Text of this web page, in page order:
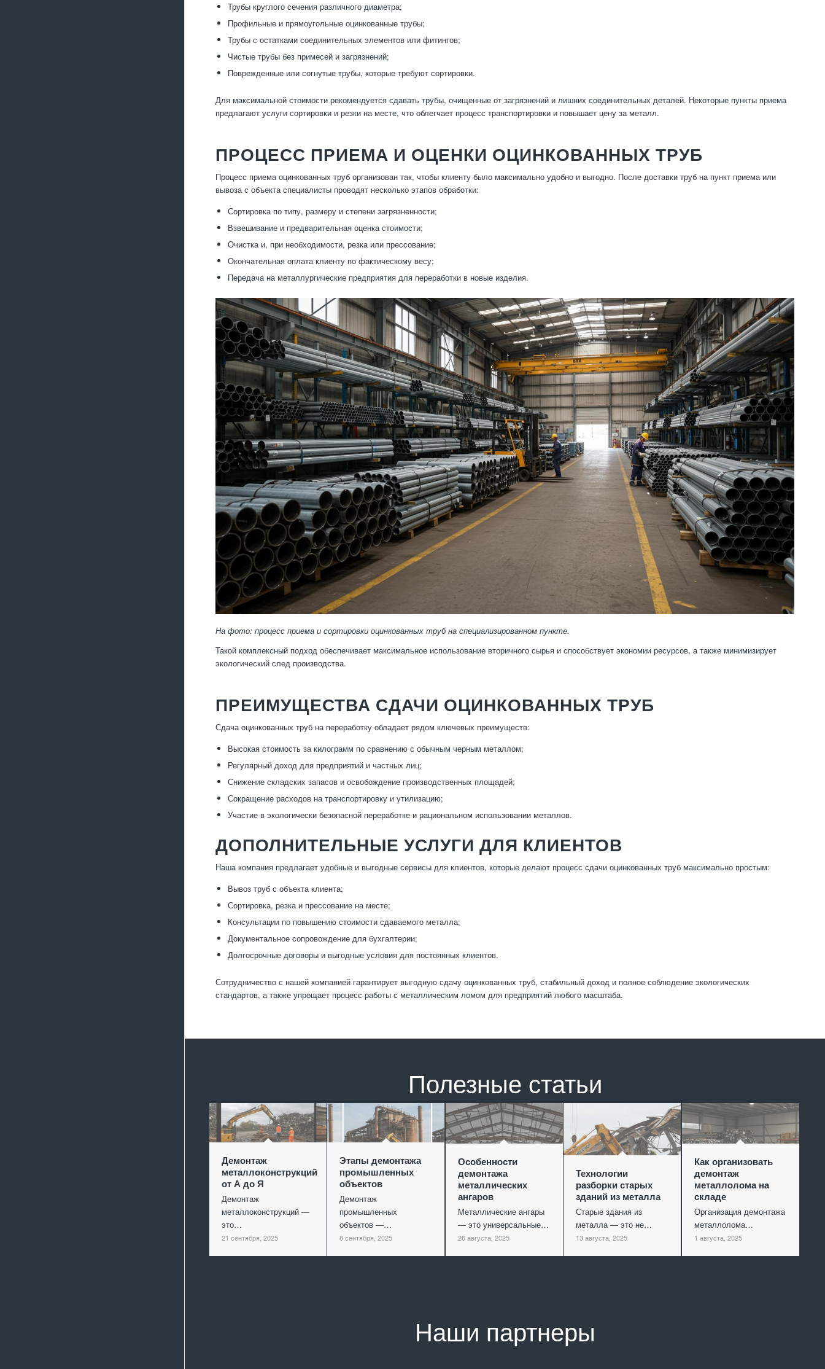
Трубы круглого сечения различного диаметра;
Профильные и прямоугольные оцинкованные трубы;
Трубы с остатками соединительных элементов или фитингов;
Чистые трубы без примесей и загрязнений;
Поврежденные или согнутые трубы, которые требуют сортировки.
Для максимальной стоимости рекомендуется сдавать трубы, очищенные от загрязнений и лишних соединительных деталей. Некоторые пункты приема
предлагают услуги сортировки и резки на месте, что облегчает процесс транспортировки и повышает цену за металл.
ПРОЦЕСС ПРИЕМА И ОЦЕНКИ ОЦИНКОВАННЫХ ТРУБ
Процесс приема оцинкованных труб организован так, чтобы клиенту было максимально удобно и выгодно. После доставки труб на пункт приема или
вывоза с объекта специалисты проводят несколько этапов обработки:
Сортировка по типу, размеру и степени загрязненности;
Взвешивание и предварительная оценка стоимости;
Очистка и, при необходимости, резка или прессование;
Окончательная оплата клиенту по фактическому весу;
Передача на металлургические предприятия для переработки в новые изделия.
На фото: процесс приема и сортировки оцинкованных труб на специализированном пункте.
Такой комплексный подход обеспечивает максимальное использование вторичного сырья и способствует экономии ресурсов, а также минимизирует
экологический след производства.
ПРЕИМУЩЕСТВА СДАЧИ ОЦИНКОВАННЫХ ТРУБ
Сдача оцинкованных труб на переработку обладает рядом ключевых преимуществ:
Высокая стоимость за килограмм по сравнению с обычным черным металлом;
Регулярный доход для предприятий и частных лиц;
Снижение складских запасов и освобождение производственных площадей;
Сокращение расходов на транспортировку и утилизацию;
Участие в экологически безопасной переработке и рациональном использовании металлов.
ДОПОЛНИТЕЛЬНЫЕ УСЛУГИ ДЛЯ КЛИЕНТОВ
Наша компания предлагает удобные и выгодные сервисы для клиентов, которые делают процесс сдачи оцинкованных труб максимально простым:
Вывоз труб с объекта клиента;
Сортировка, резка и прессование на месте;
Консультации по повышению стоимости сдаваемого металла;
Документальное сопровождение для бухгалтерии;
Долгосрочные договоры и выгодные условия для постоянных клиентов.
Сотрудничество с нашей компанией гарантирует выгодную сдачу оцинкованных труб, стабильный доход и полное соблюдение экологических
стандартов, а также упрощает процесс работы с металлическим ломом для предприятий любого масштаба.
Полезные статьи
Демонтаж
металлоконструкций
от А до Я
Демонтаж
металлоконструкций —
это…
21 сентября, 2025
Этапы демонтажа
промышленных
объектов
Демонтаж
промышленных
объектов —…
8 сентября, 2025
Особенности
демонтажа
металлических
ангаров
Металлические ангары
— это универсальные…
26 августа, 2025
Технологии
разборки старых
зданий из металла
Старые здания из
металла — это не…
13 августа, 2025
Как организовать
демонтаж
металлолома на
складе
Организация демонтажа
металлолома…
1 августа, 2025
Наши партнеры